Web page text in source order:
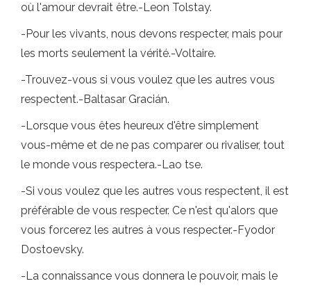
où l'amour devrait être.-Leon Tolstay.
-Pour les vivants, nous devons respecter, mais pour
les morts seulement la vérité.-Voltaire.
-Trouvez-vous si vous voulez que les autres vous
respectent.-Baltasar Gracián.
-Lorsque vous êtes heureux d'être simplement
vous-même et de ne pas comparer ou rivaliser, tout
le monde vous respectera.-Lao tse.
-Si vous voulez que les autres vous respectent, il est
préférable de vous respecter. Ce n'est qu'alors que
vous forcerez les autres à vous respecter.-Fyodor
Dostoevsky.
-La connaissance vous donnera le pouvoir, mais le